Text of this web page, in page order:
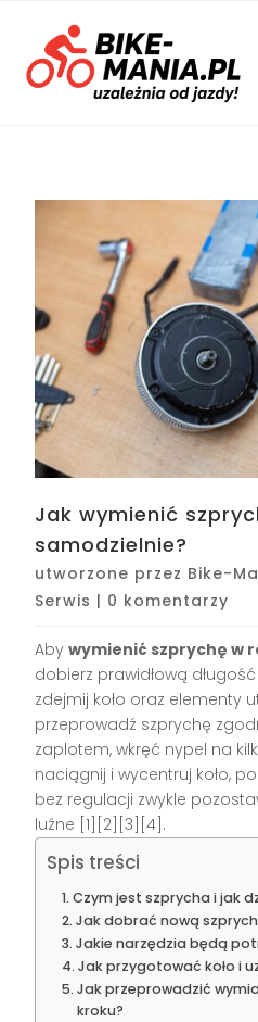
Jak wymienić
samodzielnie?
utworzone przez Bike-
Serwis | 0 komentarzy
Abywymienić szprychę w
dobierz prawidłową
zdejmij koło oraz elementy
przeprowadź szprychę
zaplotem, wkręć nypel na
naciągnij i wycentruj koło,
bez regulacji zwykle
luźne [1][2][3][4].
Spis treści
Czym jest szprycha i jak
Jak dobrać nową
Jakie narzędzia będą
Jak przygotować koło i
Jak przeprowadzić
kroku?